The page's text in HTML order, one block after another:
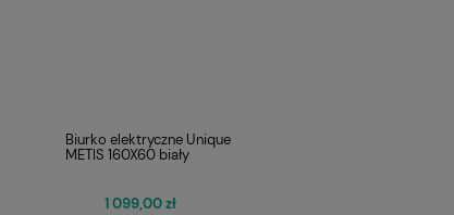
Biurko elektryczne Unique
METIS 160X60 biały
1 099,00 zł